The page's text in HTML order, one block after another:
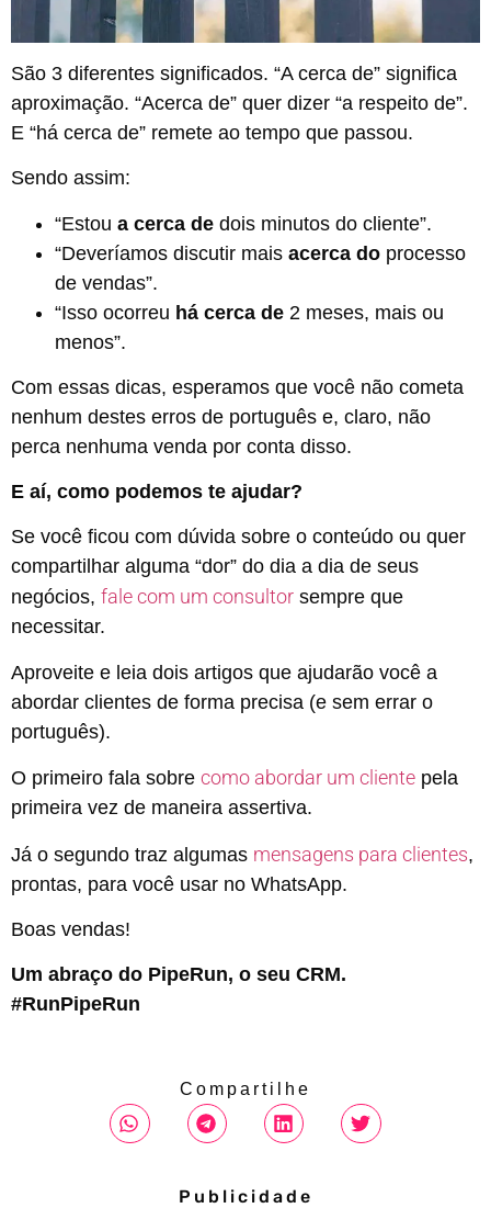
São 3 diferentes significados. “A cerca de” significa
aproximação. “Acerca de” quer dizer “a respeito de”.
E “há cerca de” remete ao tempo que passou.
Sendo assim:
“Estou a cerca de dois minutos do cliente”.
“Deveríamos discutir mais acerca do processo
de vendas”.
“Isso ocorreu há cerca de 2 meses, mais ou
menos”.
Com essas dicas, esperamos que você não cometa
nenhum destes erros de português e, claro, não
perca nenhuma venda por conta disso.
E aí, como podemos te ajudar?
Se você ficou com dúvida sobre o conteúdo ou quer
compartilhar alguma “dor” do dia a dia de seus
negócios, fale com um consultor sempre que
necessitar.
Aproveite e leia dois artigos que ajudarão você a
abordar clientes de forma precisa (e sem errar o
português).
O primeiro fala sobre como abordar um cliente pela
primeira vez de maneira assertiva.
Já o segundo traz algumas mensagens para clientes,
prontas, para você usar no WhatsApp.
Boas vendas!
Um abraço do PipeRun, o seu CRM.
#RunPipeRun
Compartilhe
Publicidade